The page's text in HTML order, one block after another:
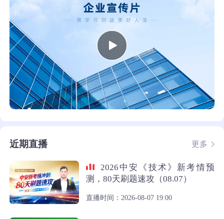
近期直播 更多
2026中安《技术》新考情预
测，80天刷题速攻（08.07）
直播时间：2026-08-07 19:00